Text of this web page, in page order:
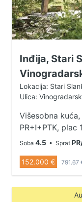
Inđija, Stari
Lokacija: Stari
Ulica:
Višesobna kuća,
PR+I+PTK, plac
uknjižena Stari Slankamen nalazi se
na mestu gde
i gde je, prema
Atila Hunski.
atraktivnoj
Soba 4.5 • Sprat
152.000 € 791.67